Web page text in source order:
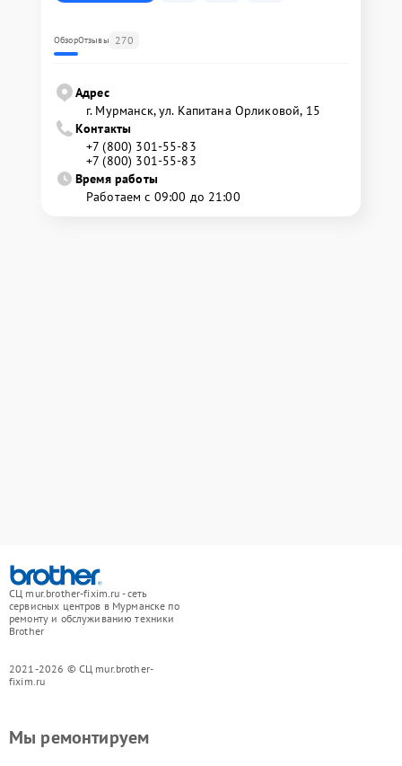
ОбзорОтзывы 270
Адрес
г. Мурманск, ул. Капитана Орликовой, 15
Контакты
+7 (800) 301-55-83
+7 (800) 301-55-83
Время работы
Работаем с 09:00 до 21:00
СЦ mur.brother-fixim.ru - сеть
сервисных центров в Мурманске по
ремонту и обслуживанию техники
Brother
2021-2026 © СЦ mur.brother-
fixim.ru
Мы ремонтируем